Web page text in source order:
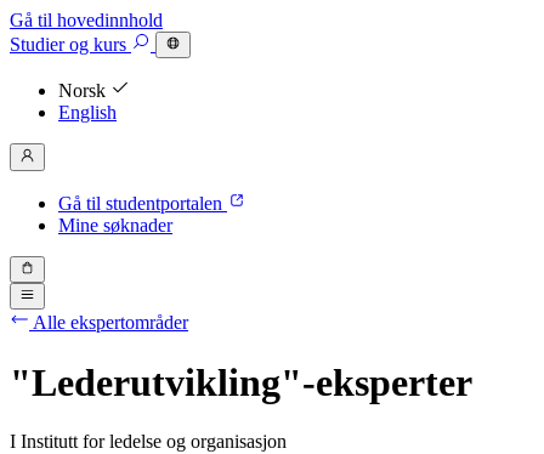
Gå til hovedinnhold
Studierog kurs
Norsk
English
Gå til studentportalen
Mine søknader
Alle ekspertområder
"Lederutvikling"-eksperter
I Institutt for ledelse og organisasjon